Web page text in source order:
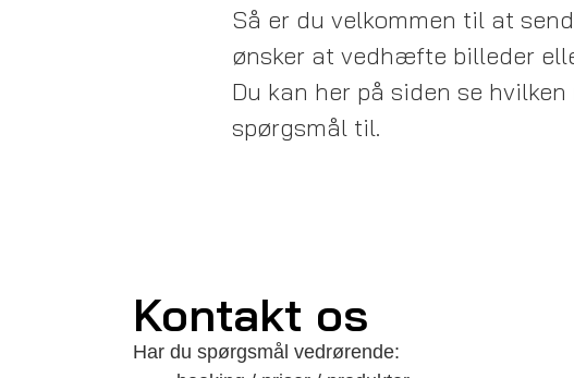
Så er du velkommen til at
ønsker at vedhæfte billeder
Du kan her på siden se
spørgsmål til.
Kontakt os
Har du spørgsmål vedrørende: